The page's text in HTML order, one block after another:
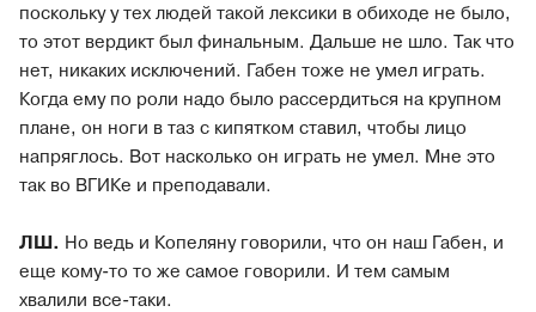
поскольку у тех людей такой лексики в обиходе не было,
то этот вердикт был финальным. Дальше не шло. Так что
нет, никаких исключений. Габен тоже не умел играть.
Когда ему по роли надо было рассердиться на крупном
плане, он ноги в таз с кипятком ставил, чтобы лицо
напряглось. Вот насколько он играть не умел. Мне это
так во ВГИКе и преподавали.
ЛШ. Но ведь и Копеляну говорили, что он наш Габен, и
еще кому-то то же самое говорили. И тем самым
хвалили все-таки.